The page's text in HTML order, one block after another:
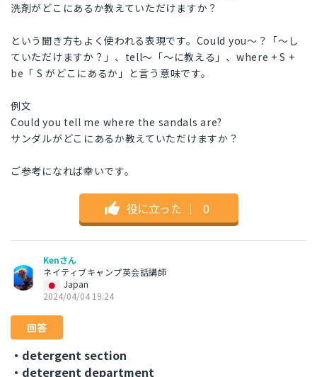
洗剤がどこにあるか教えていただけますか？
という聞き方もよく使われる表現です。Could you～？「～し
ていただけますか？」、tell～「～に教える」、where + S +
be「 S がどこにあるか」と言う意味です。
例文
Could you tell me where the sandals are?
サンダルがどこにあるか教えていただけますか？
ご参考になれば幸いです。
役に立った ｜ 0
Kenさん
ネイティブキャンプ英会話講師
Japan
2024/04/04 19:24
回答
・detergent section
・detergent department